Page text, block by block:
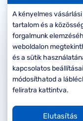
Gyermek
Kérjük
típusát
Az
távolságra nyújt
A kényelmes
tartalom és a
forgalmunk
weboldalon
és a sütik
kapcsolatos
módosíthatod a
feliratra kattintva.
Elutasítás